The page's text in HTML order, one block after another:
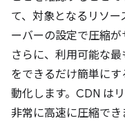
て、対象となるリソ
ーバーの設定で圧縮が
さらに、利用可能な
をできるだけ簡単に
動化します。CDN は
非常に高速に圧縮でき